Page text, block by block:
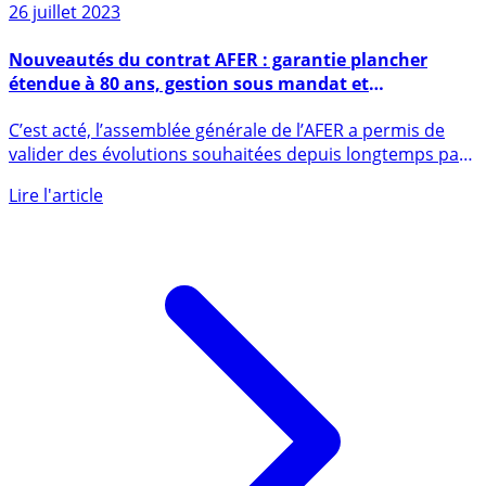
26 juillet 2023
Nouveautés du contrat AFER : garantie plancher
étendue à 80 ans, gestion sous mandat et
prélèvement des frais de gestion conforme au marché
valider des évolutions souhaitées depuis longtemps par